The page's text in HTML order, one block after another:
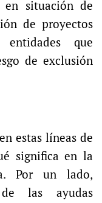
en situación de
de proyectos
entidades que
de exclusión
estas líneas de
significa en la
Por un lado,
las ayudas